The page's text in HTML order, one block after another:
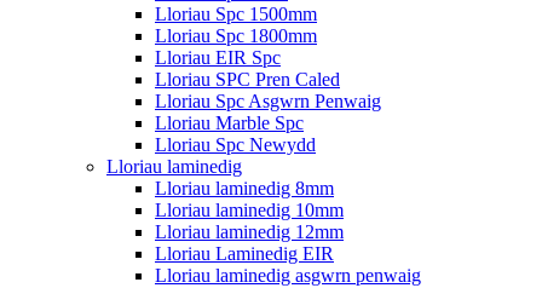
Lloriau Spc 1500mm
Lloriau Spc 1800mm
Lloriau EIR Spc
Lloriau SPC Pren Caled
Lloriau Spc Asgwrn Penwaig
Lloriau Marble Spc
Lloriau Spc Newydd
Lloriau laminedig
Lloriau laminedig 8mm
Lloriau laminedig 10mm
Lloriau laminedig 12mm
Lloriau Laminedig EIR
Lloriau laminedig asgwrn penwaig